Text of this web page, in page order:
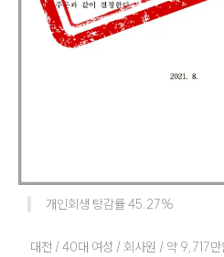
개인회생 탕감률 45.27%